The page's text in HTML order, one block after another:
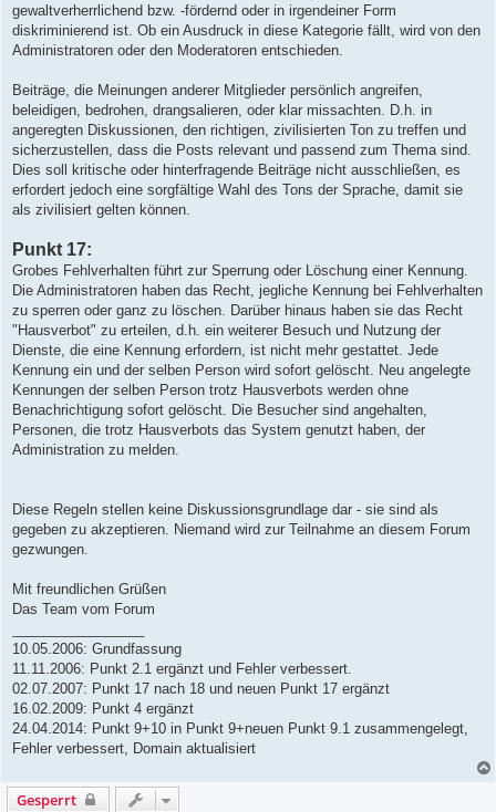
gewaltverherrlichend bzw. -fördernd oder in irgendeiner Form
diskriminierend ist. Ob ein Ausdruck in diese Kategorie fällt, wird von den
Administratoren oder den Moderatoren entschieden.
Beiträge, die Meinungen anderer Mitglieder persönlich angreifen,
beleidigen, bedrohen, drangsalieren, oder klar missachten. D.h. in
angeregten Diskussionen, den richtigen, zivilisierten Ton zu treffen und
sicherzustellen, dass die Posts relevant und passend zum Thema sind.
Dies soll kritische oder hinterfragende Beiträge nicht ausschließen, es
erfordert jedoch eine sorgfältige Wahl des Tons der Sprache, damit sie
als zivilisiert gelten können.
Punkt 17:
Grobes Fehlverhalten führt zur Sperrung oder Löschung einer Kennung.
Die Administratoren haben das Recht, jegliche Kennung bei Fehlverhalten
zu sperren oder ganz zu löschen. Darüber hinaus haben sie das Recht
"Hausverbot" zu erteilen, d.h. ein weiterer Besuch und Nutzung der
Dienste, die eine Kennung erfordern, ist nicht mehr gestattet. Jede
Kennung ein und der selben Person wird sofort gelöscht. Neu angelegte
Kennungen der selben Person trotz Hausverbots werden ohne
Benachrichtigung sofort gelöscht. Die Besucher sind angehalten,
Personen, die trotz Hausverbots das System genutzt haben, der
Administration zu melden.
Diese Regeln stellen keine Diskussionsgrundlage dar - sie sind als
gegeben zu akzeptieren. Niemand wird zur Teilnahme an diesem Forum
gezwungen.
Mit freundlichen Grüßen
Das Team vom Forum
10.05.2006: Grundfassung
11.11.2006: Punkt 2.1 ergänzt und Fehler verbessert.
02.07.2007: Punkt 17 nach 18 und neuen Punkt 17 ergänzt
16.02.2009: Punkt 4 ergänzt
24.04.2014: Punkt 9+10 in Punkt 9+neuen Punkt 9.1 zusammengelegt,
Fehler verbessert, Domain aktualisiert
Gesperrt